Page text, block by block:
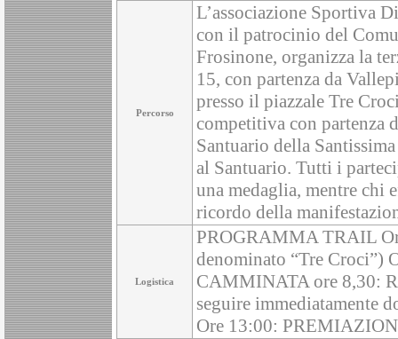
Percorso
L’associazione Sportiva
con il patrocinio del
Frosinone, organizza la
15, con partenza da
presso il piazzale Tre
competitiva con partenza
Santuario della
al Santuario. Tutti i
una medaglia, mentre chi
ricordo della
Logistica
PROGRAMMA TRAIL
denominato “Tre Croci”)
CAMMINATA ore 8,30:
seguire immediatamente
Ore 13:00: